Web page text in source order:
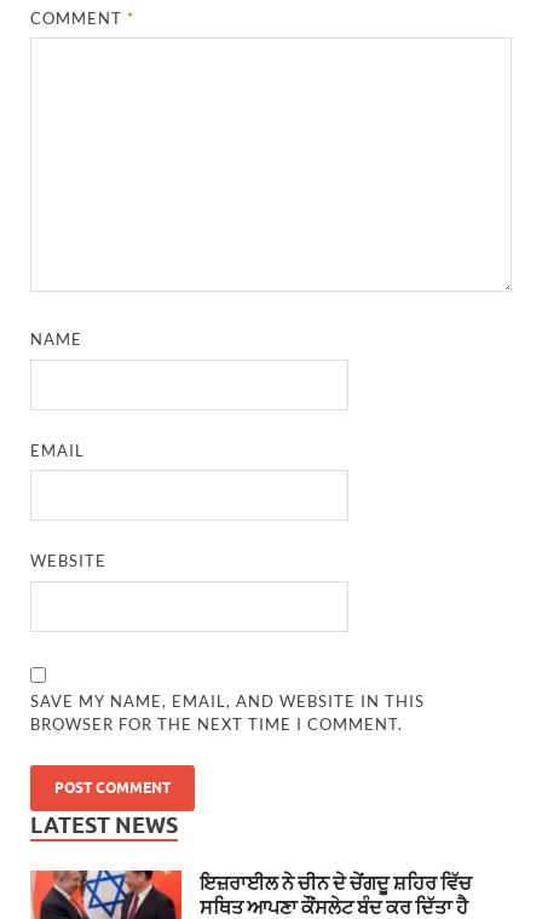
COMMENT *
NAME
EMAIL
WEBSITE
SAVE MY NAME, EMAIL, AND WEBSITE IN THIS
BROWSER FOR THE NEXT TIME I COMMENT.
LATEST NEWS
ਇਜ਼ਰਾਈਲ ਨੇ ਚੀਨ ਦੇ ਚੇਂਗਦੂ ਸ਼ਹਿਰ ਵਿੱਚ
ਸਥਿਤ ਆਪਣਾ ਕੌਂਸਲੇਟ ਬੰਦ ਕਰ ਦਿੱਤਾ ਹੈ